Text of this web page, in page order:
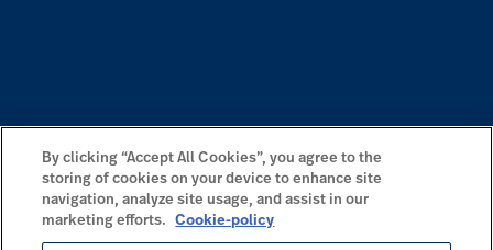
By clicking “Accept All Cookies”, you agree to the
storing of cookies on your device to enhance site
navigation, analyze site usage, and assist in our
marketing efforts.
Cookie-policy